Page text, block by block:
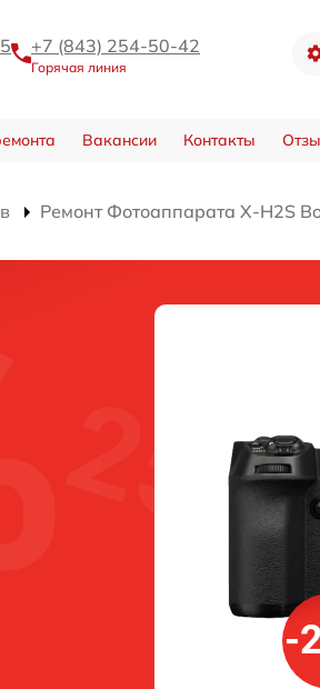
+7 (843) 254-50-42
Горячая линия
Вакансии Контакты
Ремонт Фотоаппарата X-H2S
-